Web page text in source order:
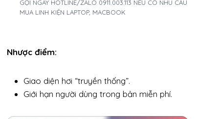
GỌI NGAY HOTLINE/ZALO 0911.003.113 NẾU CÓ NHU CẦU
MUA LINH KIỆN LAPTOP, MACBOOK
Nhược điểm:
Giao diện hơi “truyền thống”.
Giới hạn người dùng trong bản miễn phí.